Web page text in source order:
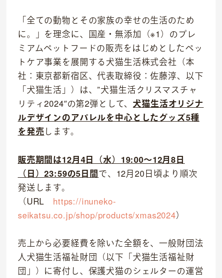
食
往診クリニック
動物病院
トリミングサロン
海外事業
私たちについて
「全ての動物とその家族の幸せの生活のため
に。」を理念に、国産・無添加（※1）のプレ
ミアムペットフードの販売をはじめとしたペッ
トケア事業を展開する犬猫生活株式会社（本
社：東京都新宿区、代表取締役：佐藤淳、以下
「犬猫生活」）は、”犬猫生活クリスマスチャ
リティ2024″の第2弾として、犬猫生活オリジナ
ルデザインのアパレルを中心としたグッズ5種
を発売します。
販売期間は12月4日（水）19:00～12月8日
（日）23:59の5日間で、12月20日頃より順次
発送します。
（URL https://inuneko-
seikatsu.co.jp/shop/products/xmas2024）
売上から必要経費を除いた全額を、一般財団法
人犬猫生活福祉財団（以下「犬猫生活福祉財
団」）に寄付し、保護犬猫のシェルターの運営